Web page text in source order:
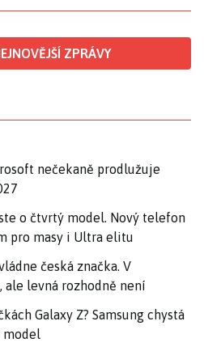
ZPRÁVY
nečekaně prodlužuje
o čtvrtý model. Nový telefon
pro masy i Ultra elitu
česká značka. V
levná rozhodně není
Galaxy Z? Samsung chystá
model